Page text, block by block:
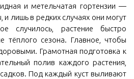
и метельчатая гортензии —
лишь в редких случаях они могут
случилось, растение быстро
тёплого сезона. Главное, чтобы
Грамотная подготовка к
полив каждого растения,
Под каждый куст выливают